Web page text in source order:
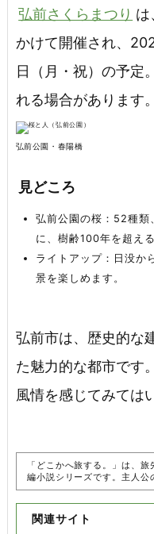
弘前さくらまつり は
かけて開催され、
日（月・祝）の予定
れる場合があります。
弘前公園・春陽橋
見どころ
弘前公園の桜：52種
に、樹齢100年を超え
ライトアップ：日没か
景を楽しめます。
弘前市は、歴史的な
た魅力的な都市です
風情を感じてみては
「どこかへ旅する。」は、
編小説シリーズです。主人公
関連サイト